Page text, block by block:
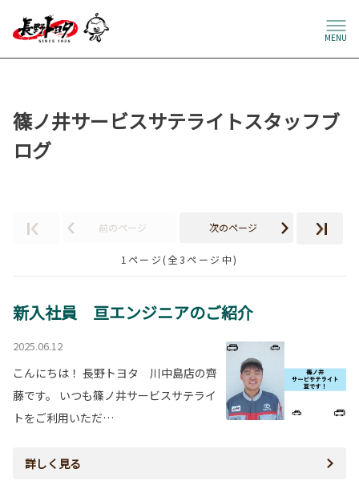
MENU
篠ノ井サービスサテライトスタッフブ
ログ
前のページ 次のページ
1ページ(全3ページ中)
新入社員 亘エンジニアのご紹介
2025.06.12
こんにちは！ 長野トヨタ 川中島店の齊
藤です。 いつも篠ノ井サービスサテライ
トをご利用いただ…
詳しく見る